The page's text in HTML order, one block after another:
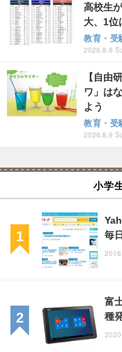
高校生
大、1位
教育・受
2026.8.9
【自由
ワ」は
よう
教育・受
2026.8.9
小学
毎
富
種